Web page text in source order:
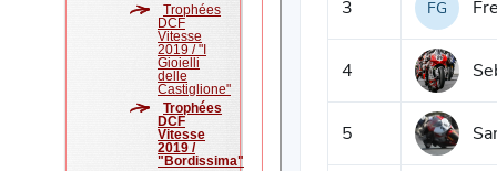
Trophées
DCF
Vitesse
2019 / "I
Gioielli
delle
Castiglione"
Trophées
DCF
Vitesse
2019 /
"Bordissima"